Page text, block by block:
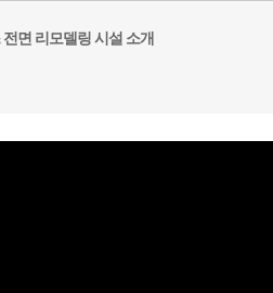
면 리모델링 시설 소개